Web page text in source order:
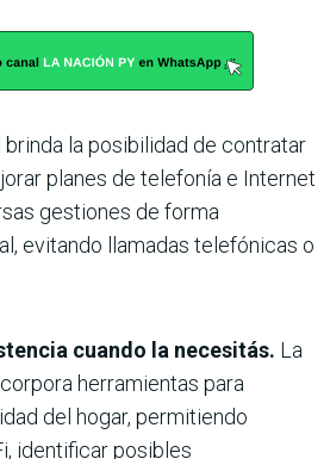
la posibilidad de contratar
planes de telefonía e Internet
gestiones de forma
evitando llamadas telefónicas o
cuando la necesitás. La
herramientas para
del hogar, permitiendo
identificar posibles